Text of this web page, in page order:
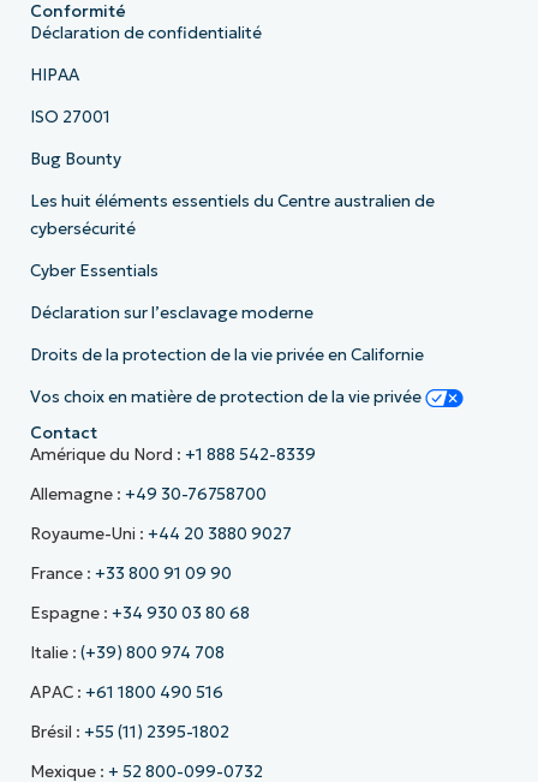
Conformité
Déclaration de confidentialité
HIPAA
ISO 27001
Bug Bounty
Les huit éléments essentiels du Centre australien de
cybersécurité
Cyber Essentials
Déclaration sur l’esclavage moderne
Droits de la protection de la vie privée en Californie
Vos choix en matière de protection de la vie privée
Contact
Amérique du Nord : +1 888 542-8339
Allemagne : +49 30-76758700
Royaume-Uni : +44 20 3880 9027
France : +33 800 91 09 90
Espagne : +34 930 03 80 68
Italie : (+39) 800 974 708
APAC : +61 1800 490 516
Brésil : +55 (11) 2395-1802
Mexique : + 52 800-099-0732